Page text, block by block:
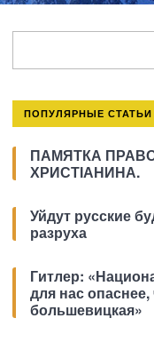
ПОПУЛЯРНЫЕ СТАТЬИ
ПАМЯТКА
ХРИСТІАНИНА.
Уйдут русские
разруха
Гитлер:
для нас опаснее,
большевицкая»